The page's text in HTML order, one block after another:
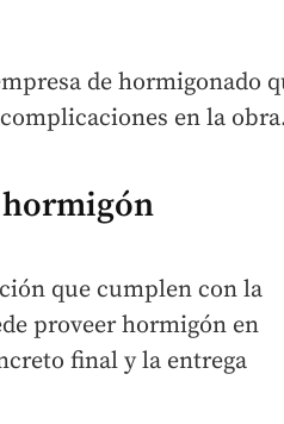
de hormigonado
en la
que cumplen con la
proveer hormigón en
final y la entrega